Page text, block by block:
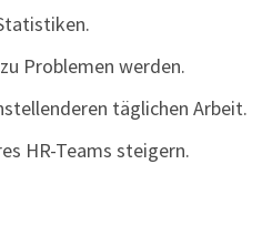
Problemen werden.
täglichen Arbeit.
HR-Teams steigern.